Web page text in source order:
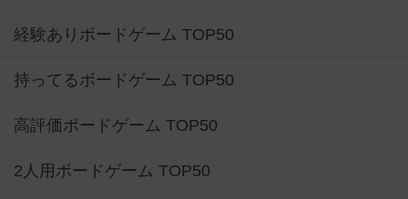
経験ありボードゲーム TOP50
持ってるボードゲーム TOP50
高評価ボードゲーム TOP50
2人用ボードゲーム TOP50